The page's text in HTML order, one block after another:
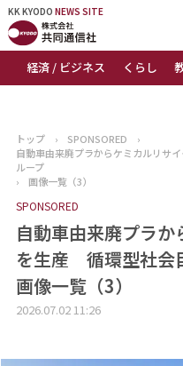
KK KYODO NEWS SITE
経済 / ビジネス くらし
KK KYODONEWS SITE
トップページ
ニュース
おすすめコンテンツ
出版物
会社概要
トップ › SPONSORED
›
自動車由来廃プラからケミカルリサ
ループ
›
画像一覧（3）
SPONSORED
自動車由来廃プラか
を生産 循環型社会
画像一覧（3）
2026.07.02 11:26